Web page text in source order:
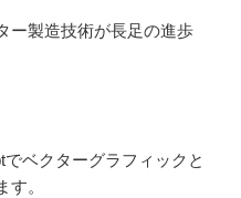
ー製造技術が長足の進歩
ベクターグラフィックと
。